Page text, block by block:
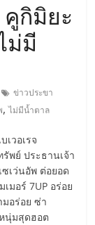
กิมิยะ
ม่มี
ข่าวประขา
,ไม่มีน้ำตาล
เวอเรจ
พย์ ประธานเจ้า
เว่นอัพ ต่อยอด
มอร์ 7UP อร่อย
มอร่อย ซ่า
นุ่มสุดฮอต